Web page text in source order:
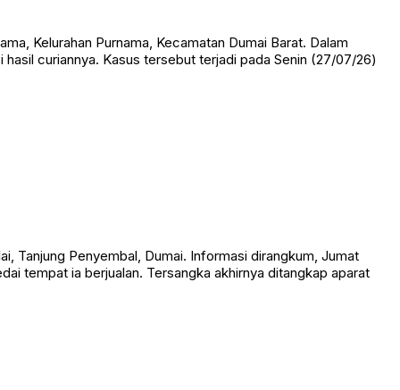
Kelurahan Purnama, Kecamatan Dumai Barat. Dalam
curiannya. Kasus tersebut terjadi pada Senin (27/07/26)
Tanjung Penyembal, Dumai. Informasi dirangkum, Jumat
tempat ia berjualan. Tersangka akhirnya ditangkap aparat